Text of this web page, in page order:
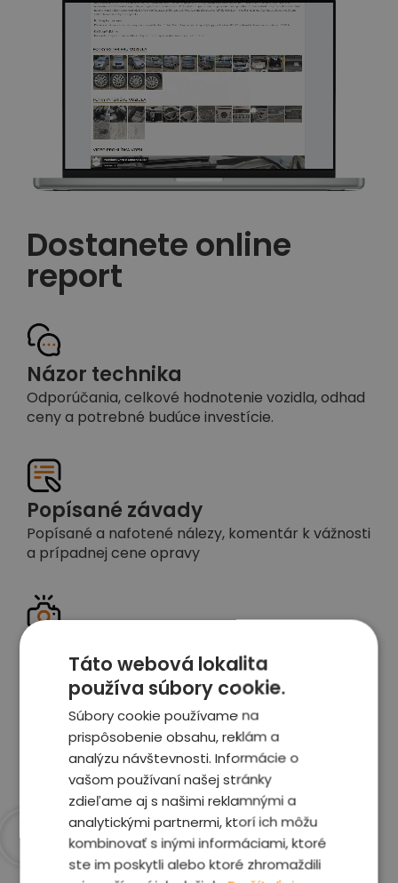
Dostanete online
report
Názor technika
Odporúčania, celkové hodnotenie vozidla, odhad
ceny a potrebné budúce investície.
Popísané závady
Popísané a nafotené nálezy, komentár k vážnosti
a prípadnej cene opravy
Celé auto z exteriéru aj interiéru nafotíme
vrátane závad a poškodení
Zobraziť report
Táto webová lokalita
používa súbory cookie.
Súbory cookie používame na
prispôsobenie obsahu, reklám a
analýzu návštevnosti. Informácie o
vašom používaní našej stránky
zdieľame aj s našimi reklamnými a
analytickými partnermi, ktorí ich môžu
kombinovať s inými informáciami, ktoré
ste im poskytli alebo ktoré zhromaždili